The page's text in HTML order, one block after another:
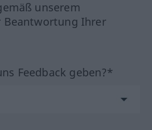
unserem
Beantwortung Ihrer
Feedback geben?*